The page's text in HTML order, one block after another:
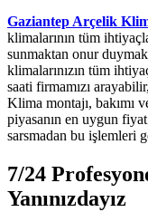
Gaziantep Arçelik
klimalarının tüm
sunmaktan onur
klimalarınızın tüm
saati firmamızı
Klima montajı, bakımı
piyasanın en uygun
sarsmadan bu işlemleri
7/24
Yanınızdayız